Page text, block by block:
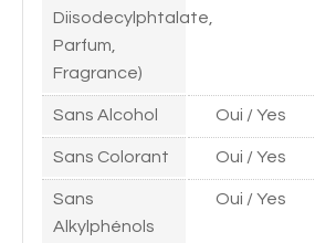
Diisodecylphtalate,
Parfum,
Fragrance)
Sans Alcohol Oui / Yes
Sans Colorant Oui / Yes
Sans
Alkylphénols
Oui / Yes